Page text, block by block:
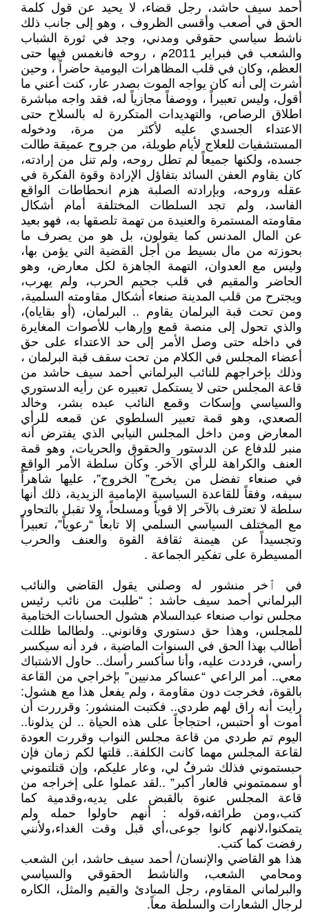
أحمد سيف حاشد، رجل قضاء، لا يحيد عن قول كلمة
الحق في أصعب وأقسى الظروف ، وهو إلى جانب ذلك
ناشط سياسي حقوقي ومدني، وجد في ثورة الشباب
والشعب في فبراير 2011م ، روحه فانغمس فيها حتى
العظم، وكان في قلب المظاهرات اليومية حاضراً ، وحين
أشرت إلى أنه كان يواجه الموت بصدر عار، كنت أعني ما
أقول، وليس تعبيراً ، ووصفاً مجازياً له، فقد واجه مباشرة
اطلاق الرصاص، والتهديدات المتكررة له بالسلاح حتى
الاعتداء الجسدي عليه لأكثر من مرة، ودخوله
المستشفيات للعلاج لأيام طويلة، من جروح عميقة طالت
جسده، ولكنها جميعاً لم تطل روحه، ولم تنل من إرادته،
كان يقاوم العفن السائد بتفاؤل الإرادة وقوة الفكرة في
عقله وروحه، وبإرادته الصلبة هزم انحطاطات الواقع
الفاسد، ولم تجد السلطات المختلفة أمام أشكال
مقاومته المستمرة والعنيدة من تهمة تلصقها به، فهو بعيد
عن المال المدنس كما يقولون، بل هو من يصرف ما
بحوزته من مال بسيط من أجل القضية التي يؤمن بها،
وليس مع العدوان، التهمة الجاهزة لكل معارض، وهو
الحاضر والمقيم في قلب جحيم الحرب، ولم يهرب،
ويجترح من قلب المدينة صنعاء أشكال مقاومته السلمية،
ومن تحت قبة البرلمان يقاوم .. البرلمان، (أو بقاياه)،
والذي تحول إلى منصة قمع وإرهاب للأصوات المغايرة
في داخله حتى وصل الأمر إلى حد الاعتداء على حق
أعضاء المجلس في الكلام من تحت سقف قبة البرلمان ،
وذلك بإخراجهم للنائب البرلماني أحمد سيف حاشد من
قاعة المجلس حتى لا يستكمل تعبيره عن رأيه الدستوري
والسياسي وإسكات وقمع النائب عبده بشر، وخالد
الصعدي، وهو قمة تعبير السلطوي عن قمعه للرأي
المعارض ومن داخل المجلس النيابي الذي يفترض أنه
منبر للدفاع عن الدستور والحقوق والحريات، وهو قمة
العنف والكراهة للرأي الآخر. وكأن سلطة الأمر الواقع
في صنعاء تفضل من يخرج” الخروج”، عليها شاهراً
سيفه، وفقاً للقاعدة السياسية الإمامية الزيدية، ذلك أنها
سلطة لا تعترف بالآخر إلا قوياً ومسلحاً، ولا تقبل بالتحاور
مع المختلف السياسي السلمي إلا تابعاً “رعوياً”، تعبيراً
وتجسيداً عن هيمنة ثقافة القوة والعنف والحرب
المسيطرة على تفكير الجماعة .
في ٱخر منشور له وصلني يقول القاضي والنائب
البرلماني أحمد سيف حاشد : “طلبت من نائب رئيس
مجلس نواب صنعاء عبدالسلام هشول الحسابات الختامية
للمجلس، وهذا حق دستوري وقانوني.. ولطالما ظللت
أطالب بهذا الحق في السنوات الماضية ، فرد أنه سيكسر
رأسي، فرددت عليه، وأنا سأكسر رأسك.. حاول الاشتباك
معي.. أمر الراعي “عساكر مدنيين” بإخراجي من القاعة
بالقوة، فخرجت دون مقاومة ، ولم يفعل هذا مع هشول:
رأيت أنه راق لهم طردي.. فكتبت المنشور: وقرررت أن
أموت أو أحتبس، احتجاجاً على هذه الحياة .. لن يذلونا..
اليوم تم طردي من قاعة مجلس النواب وقررت العودة
لقاعة المجلس مهما كانت الكلفة.. قلتها لكم زمان فإن
حبستموني فذلك شرفُُ لي، وعار عليكم، وإن قتلتموني
أو سممتموني فالعار أكبر” ..لقد عملوا على إخراجه من
قاعة المجلس عنوة بالقبض على يديه،وقدمية كما
كتب،ومن طرائفه،قوله : أنهم حاولوا حمله ولم
يتمكنوا،لانهم كانوا جوعى،أي قبل وقت الغداء،ولأنني
رفضت كما كتب.
هذا هو القاضي والإنسان/ أحمد سيف حاشد، ابن الشعب
ومحامي الشعب، والناشط الحقوقي والسياسي
والبرلماني المقاوم، رجل المبادئ والقيم والمثل، الكاره
لرجال الشعارات والسلطة معاً.